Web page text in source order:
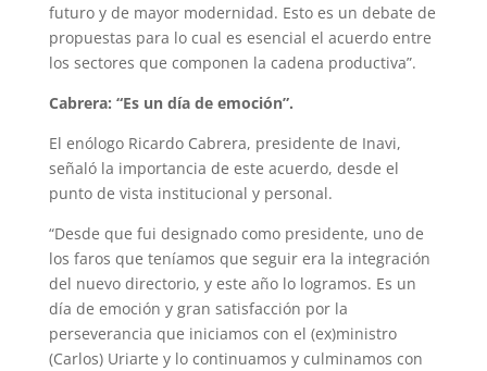
futuro y de mayor modernidad. Esto es un debate de
propuestas para lo cual es esencial el acuerdo entre
los sectores que componen la cadena productiva”.
Cabrera: “Es un día de emoción”.
El enólogo Ricardo Cabrera, presidente de Inavi,
señaló la importancia de este acuerdo, desde el
punto de vista institucional y personal.
“Desde que fui designado como presidente, uno de
los faros que teníamos que seguir era la integración
del nuevo directorio, y este año lo logramos. Es un
día de emoción y gran satisfacción por la
perseverancia que iniciamos con el (ex)ministro
(Carlos) Uriarte y lo continuamos y culminamos con